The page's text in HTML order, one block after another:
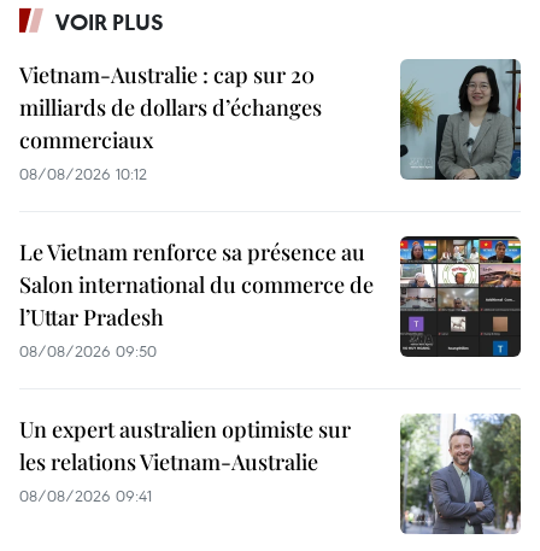
VOIR PLUS
Vietnam-Australie : cap sur 20
milliards de dollars d’échanges
commerciaux
08/08/2026 10:12
Le Vietnam renforce sa présence au
Salon international du commerce de
l’Uttar Pradesh
08/08/2026 09:50
Un expert australien optimiste sur
les relations Vietnam-Australie
08/08/2026 09:41